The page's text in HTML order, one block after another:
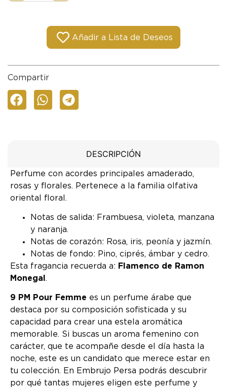
Añadir a Lista de Deseos
Compartir
DESCRIPCIÓN
Perfume con acordes principales amaderado,
rosas y florales. Pertenece a la familia olfativa
oriental floral.
Notas de salida: Frambuesa, violeta, manzana
y naranja.
Notas de corazón: Rosa, iris, peonía y jazmín.
Notas de fondo: Pino, ciprés, ámbar y cedro.
Esta fragancia recuerda a: Flamenco de Ramon
Monegal .
9 PM Pour Femme es un perfume árabe que
destaca por su composición sofisticada y su
capacidad para crear una estela aromática
memorable. Si buscas un aroma femenino con
carácter, que te acompañe desde el día hasta la
noche, este es un candidato que merece estar en
tu colección. En Embrujo Persa podrás descubrir
por qué tantas mujeres eligen este perfume y